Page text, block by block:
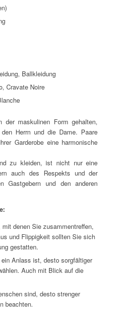
Ballkleidung
Cravate Noire
der maskulinen Form gehalten,
Herrn und die Dame. Paare
Garderobe eine harmonische
zu kleiden, ist nicht nur eine
auch des Respekts und der
Gastgebern und den anderen
denen Sie zusammentreffen,
und Flippigkeit sollten Sie sich
gestatten.
Anlass ist, desto sorgfältiger
Auch mit Blick auf die
sind, desto strenger
beachten.